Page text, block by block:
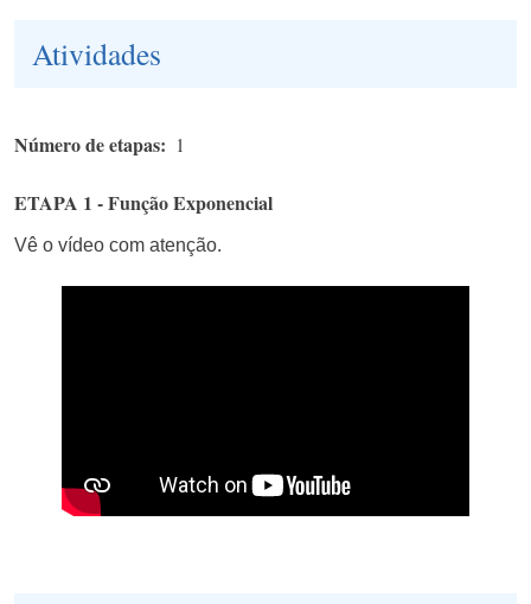
Atividades
Número de etapas 1
ETAPA 1 - Função Exponencial
Vê o vídeo com atenção.